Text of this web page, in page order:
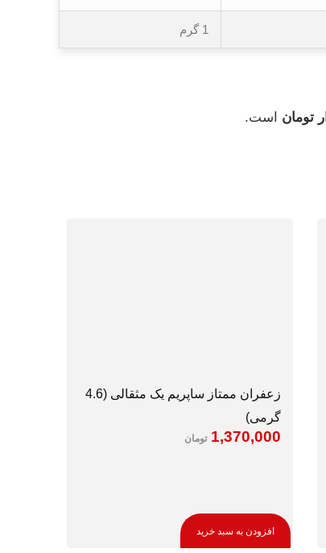
1 گرم
است.
زعفران ممتاز ساپریم یک مثقالی (4.6
گرمی)
1,370,000 تومان
افزودن به سبد خرید